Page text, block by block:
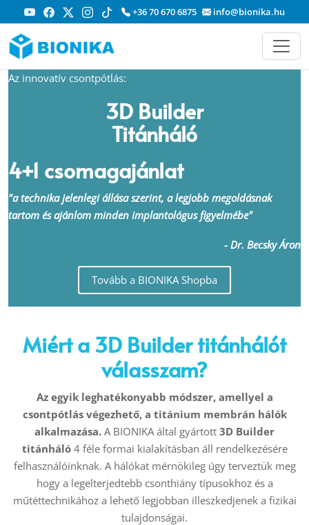
+36 70 670 6875 info@bionika.hu
Az innovatív csontpótlás:
3D Builder
Titánháló
4+1 csomagajánlat
"a technika jelenlegi állása szerint, a legjobb megoldásnak
tartom és ajánlom minden implantológus figyelmébe"
- Dr. Becsky Áron
Tovább a BIONIKA Shopba
Miért a 3D Builder titánhálót
válasszam?
Az egyik leghatékonyabb módszer, amellyel a
csontpótlás végezhető, a titánium membrán hálók
alkalmazása. A BIONIKA által gyártott 3D Builder
titánháló4 féle formai kialakításban áll rendelkezésére
felhasználóinknak. A hálókat mérnökileg úgy terveztük meg
hogy a legelterjedtebb csonthiány típusokhoz és a
műtéttechnikához a lehető legjobban illeszkedjenek a fizikai
tulajdonságai.